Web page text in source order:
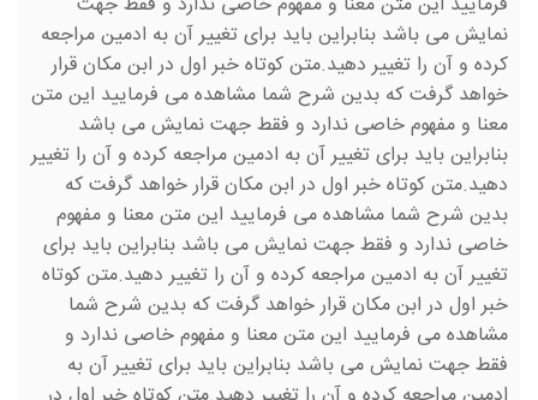
نمایش می باشد بنابراین باید برای تغییر آن به ادمین مراجعه
کرده و آن را تغییر دهید.متن کوتاه خبر اول در ابن مکان قرار
خواهد گرفت که بدین شرح شما مشاهده می فرمایید این متن
معنا و مفهوم خاصی ندارد و فقط جهت نمایش می باشد
بنابراین باید برای تغییر آن به ادمین مراجعه کرده و آن را تغییر
دهید.متن کوتاه خبر اول در ابن مکان قرار خواهد گرفت که
بدین شرح شما مشاهده می فرمایید این متن معنا و مفهوم
خاصی ندارد و فقط جهت نمایش می باشد بنابراین باید برای
تغییر آن به ادمین مراجعه کرده و آن را تغییر دهید.متن کوتاه
خبر اول در ابن مکان قرار خواهد گرفت که بدین شرح شما
مشاهده می فرمایید این متن معنا و مفهوم خاصی ندارد و
فقط جهت نمایش می باشد بنابراین باید برای تغییر آن به